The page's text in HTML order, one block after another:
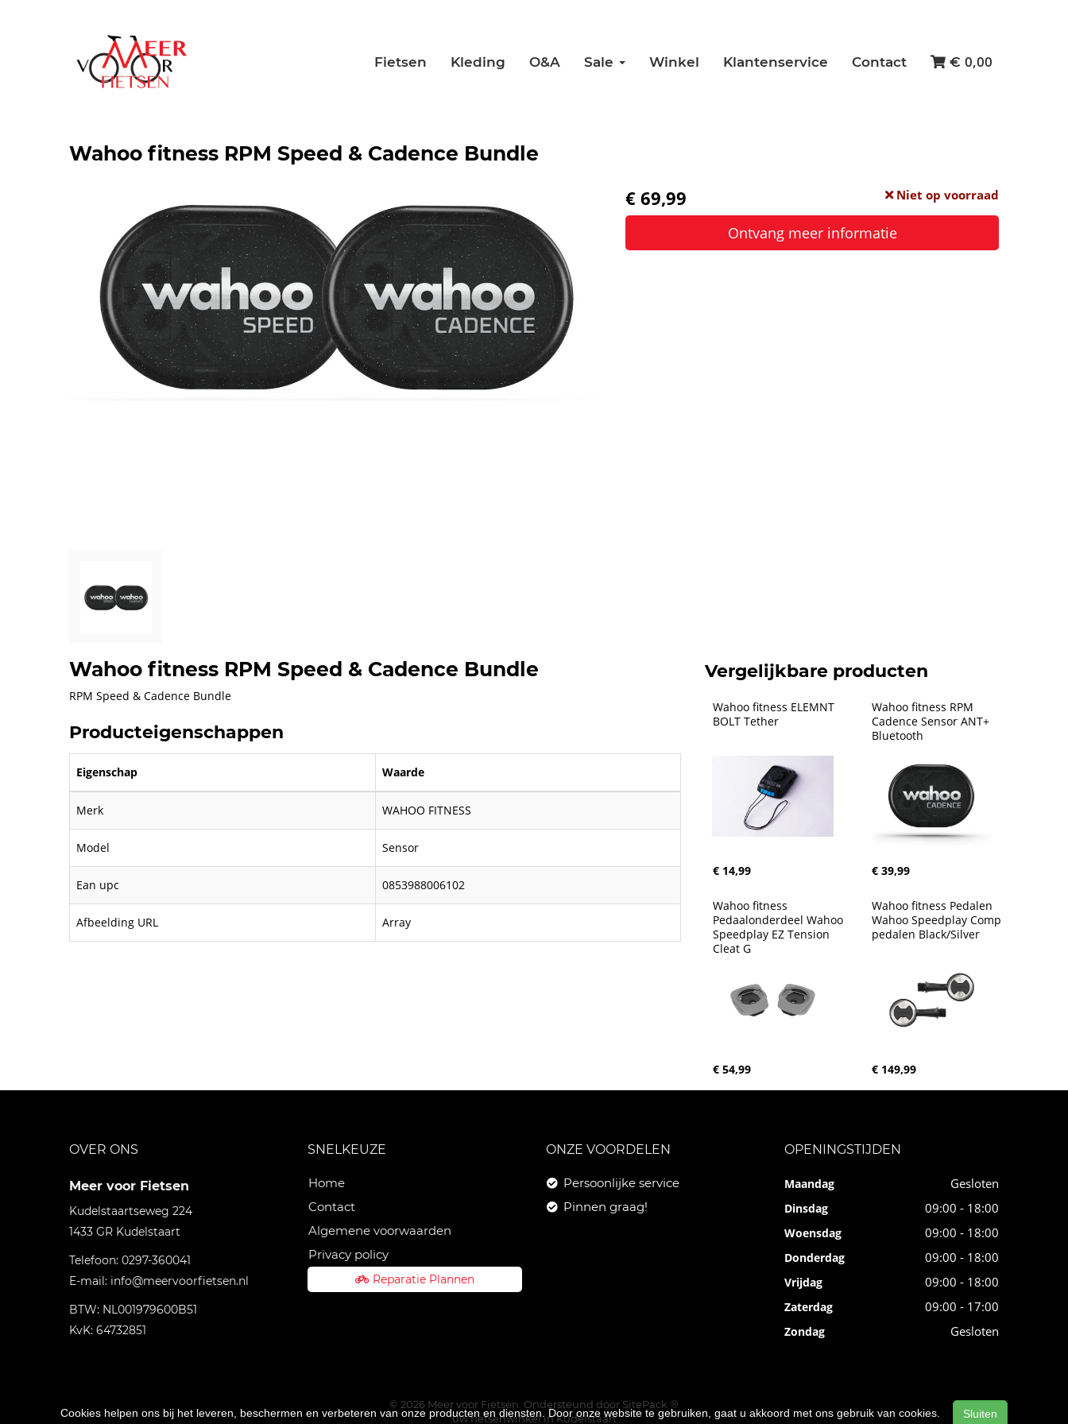
Fietsen Kleding O&A Sale Winkel Klantenservice Contact € 0,00
Wahoo fitness RPM Speed & Cadence Bundle
€ 69,99
Niet op voorraad
Ontvang meer informatie
Wahoo fitness RPM Speed & Cadence Bundle
RPM Speed & Cadence Bundle
Producteigenschappen
Eigenschap Waarde
Merk WAHOO FITNESS
Model Sensor
Ean upc 0853988006102
Afbeelding URL Array
Vergelijkbare producten
Wahoo fitness ELEMNT
BOLT Tether
€ 14,99
Wahoo fitness RPM
Cadence Sensor ANT+
Bluetooth
€ 39,99
Wahoo fitness
Pedaalonderdeel Wahoo
Speedplay EZ Tension
Cleat G
€ 54,99
Wahoo fitness Pedalen
Wahoo Speedplay Comp
pedalen Black/Silver
€ 149,99
OVER ONS
Meer voor Fietsen
Kudelstaartseweg 224
1433 GR Kudelstaart
Telefoon: 0297-360041
E-mail: info@meervoorfietsen.nl
BTW: NL001979600B51
KvK: 64732851
SNELKEUZE
Home
Contact
Algemene voorwaarden
Privacy policy
Reparatie Plannen
ONZE VOORDELEN
Persoonlijke service
Pinnen graag!
OPENINGSTIJDEN
Maandag Gesloten
Dinsdag 09:00 - 18:00
Woensdag 09:00 - 18:00
Donderdag 09:00 - 18:00
Vrijdag 09:00 - 18:00
Zaterdag 09:00 - 17:00
Zondag Gesloten
© 2026 Meer voor Fietsen. Ondersteund door SitePack ®
uw fietsenwinkel in Kudelstaart
Cookies helpen ons bij het leveren, beschermen en verbeteren van onze producten en diensten. Door onze website te gebruiken, gaat u akkoord met ons gebruik van cookies. Sluiten